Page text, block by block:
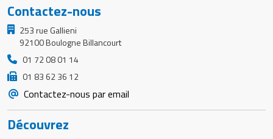
Contactez-nous
253 rue Gallieni
92100 Boulogne Billancourt
01 72 08 01 14
01 83 62 36 12
Contactez-nous par email
Découvrez